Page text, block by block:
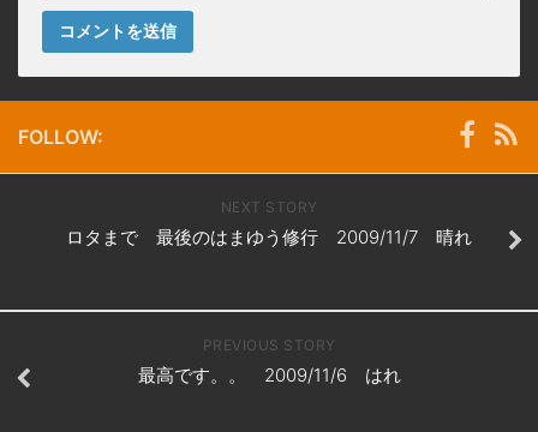
FOLLOW:
NEXT STORY
ロタまで 最後のはまゆう修行 2009/11/7 晴れ
PREVIOUS STORY
最高です。。 2009/11/6 はれ